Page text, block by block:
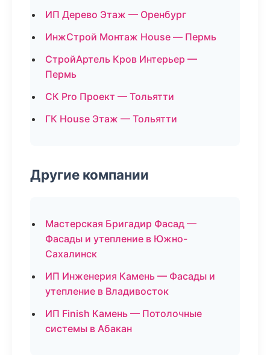
ИП Дерево Этаж — Оренбург
ИнжСтрой Монтаж House — Пермь
СтройАртель Кров Интерьер —
Пермь
СК Pro Проект — Тольятти
ГК House Этаж — Тольятти
Другие компании
Мастерская Бригадир Фасад —
Фасады и утепление в Южно-
Сахалинск
ИП Инженерия Камень — Фасады и
утепление в Владивосток
ИП Finish Камень — Потолочные
системы в Абакан